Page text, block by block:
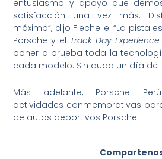
entusiasmo y apoyo que
satisfacción una vez más.
máximo”, dijo Flechelle. “La pista
Porsche y el Track Day Experience
poner a prueba toda la
cada modelo. Sin duda un día de
Más adelante, Porsche
actividades conmemorativas
de autos deportivos Porsche.